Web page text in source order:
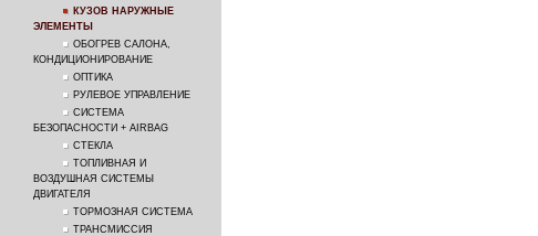
КУЗОВ НАРУЖНЫЕ
ЭЛЕМЕНТЫ
ОБОГРЕВ САЛОНА,
КОНДИЦИОНИРОВАНИЕ
ОПТИКА
РУЛЕВОЕ УПРАВЛЕНИЕ
СИСТЕМА
БЕЗОПАСНОСТИ + AIRBAG
СТЕКЛА
ТОПЛИВНАЯ И
ВОЗДУШНАЯ СИСТЕМЫ
ДВИГАТЕЛЯ
ТОРМОЗНАЯ СИСТЕМА
ТРАНСМИССИЯ